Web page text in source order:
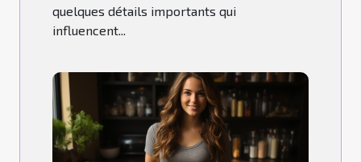
quelques détails importants qui
influencent...